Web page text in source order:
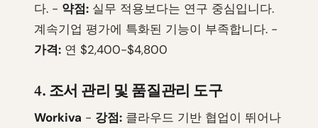
다. - 약점: 실무 적용보다는 연구 중심입니다.
계속기업 평가에 특화된 기능이 부족합니다. -
가격: 연 $2,400-$4,800
4. 조서 관리 및 품질관리 도구
Workiva - 강점: 클라우드 기반 협업이 뛰어나